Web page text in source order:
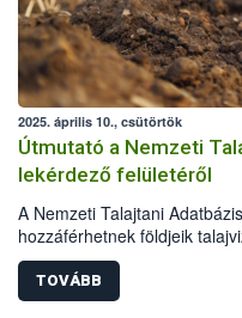
2025. április 10., csütörtök
Útmutató a Nemzeti
lekérdező felületéről
A Nemzeti Talajtani
hozzáférhetnek földjeik
azok állapotát. A
rendelkezzen a Magyar
Nébih rövid útmutatóval is
TOVÁBB